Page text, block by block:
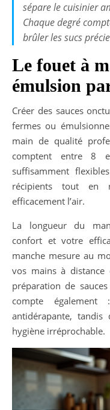
sépare le cuisinier
Chaque degré
brûler les sucs
Le fouet à
émulsion
Créer des sauces
fermes ou
main de qualité
comptent entre 8
suffisamment
récipients tout en
efficacement l’air.
La longueur du
confort et votre
manche mesure au
vos mains à
préparation de
compte
antidérapante, tandis
hygiène irréprochable.